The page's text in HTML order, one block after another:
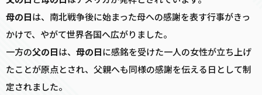
母の日は、南北戦争後に始まった母への感謝を表す行事がきっ
かけで、やがて世界各国へ広がりました。
一方の父の日は、 母の日に感銘を受けた一人の女性が立ち上げ
たことが原点とされ、父親へも同様の感謝を伝える日として制
定されました。